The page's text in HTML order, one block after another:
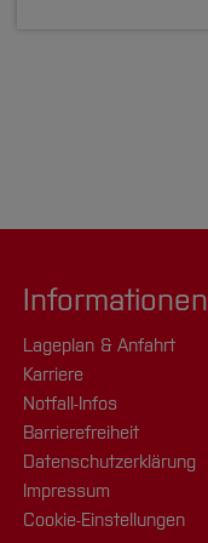
Informationen
Lageplan & Anfahrt
Karriere
Notfall-Infos
Barrierefreiheit
Datenschutzerklärung
Impressum
Cookie-Einstellungen